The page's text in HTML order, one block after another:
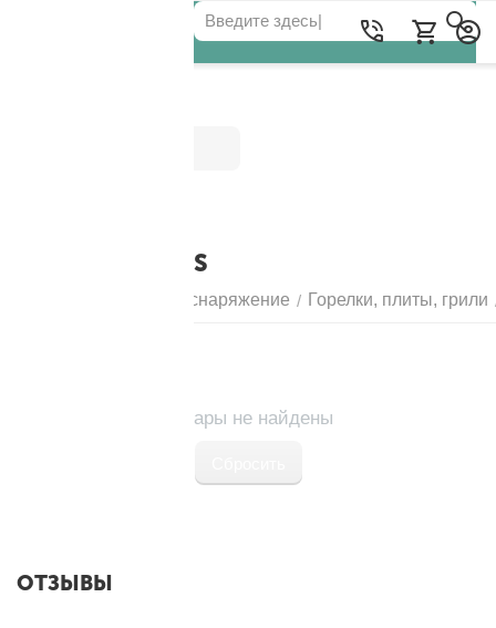
ПЛИТЫ PRIMUS
Походное снаряжение / Горелки, плиты, грили
Товары не найдены
ОТЗЫВЫ